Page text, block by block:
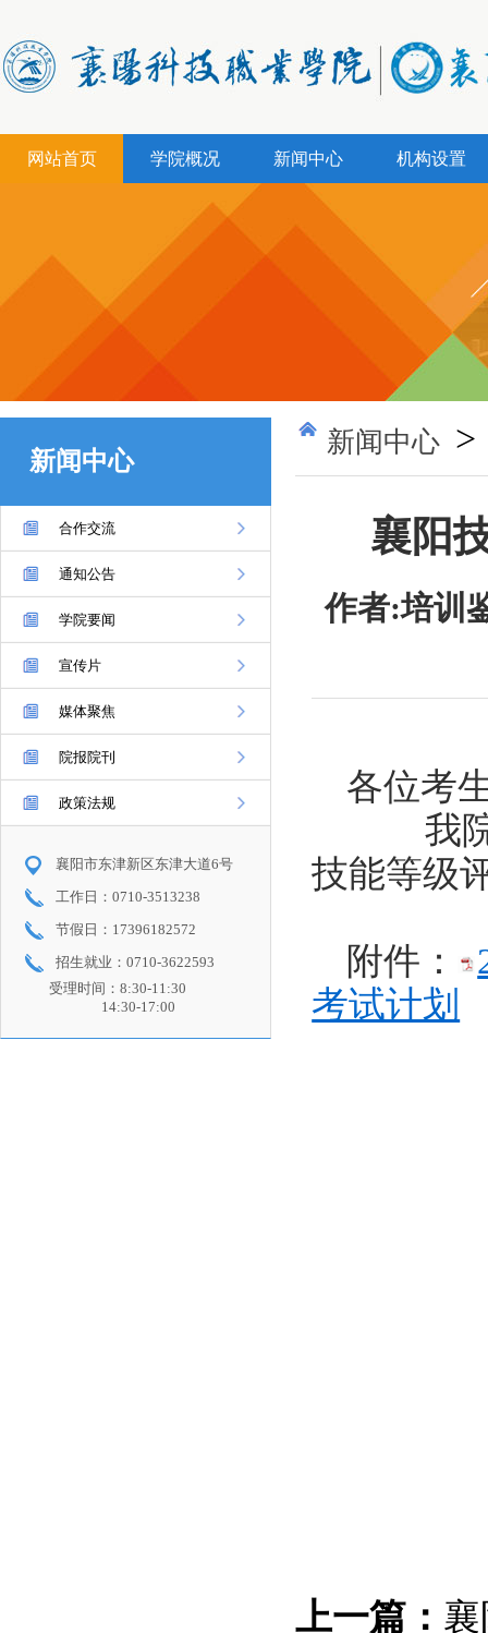
网站首页 学院概况 新闻中心 机构设置
新闻中心
合作交流
通知公告
学院要闻
宣传片
媒体聚焦
院报院刊
政策法规
襄阳市东津新区东津大道6号
工作日：0710-3513238
节假日：17396182572
招生就业：0710-3622593
受理时间：8:30-11:30
14:30-17:00
新闻中心 >
襄阳
作者:培
各位考
我院
技能等级
附件：
考试计划
上一篇：